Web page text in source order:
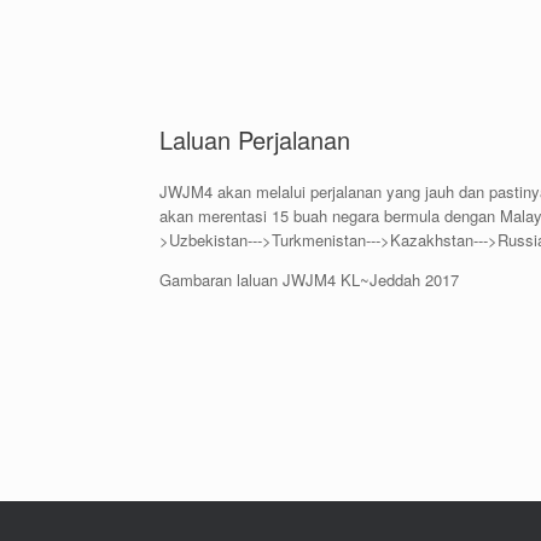
Laluan Perjalanan
JWJM4 akan melalui perjalanan yang jauh dan
akan merentasi 15 buah negara bermula dengan
>Uzbekistan--->Turkmenistan--->Kazakhstan---
Gambaran laluan JWJM4 KL~Jeddah 2017